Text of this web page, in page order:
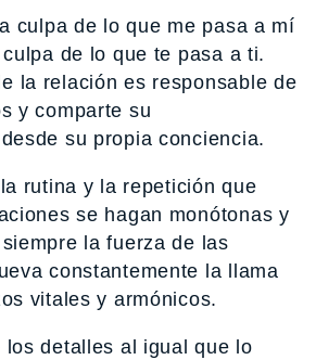
culpa de lo que me pasa a mí
de lo que te pasa a ti.
la relación es responsable de
y comparte su
su propia conciencia.
rutina y la repetición que
se hagan monótonas y
la fuerza de las
constantemente la llama
vitales y armónicos.
los detalles al igual que lo